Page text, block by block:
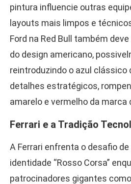
pintura influencie outras
layouts mais limpos e
Ford na Red Bull também
do design americano,
reintroduzindo o azul clássico
detalhes estratégicos,
amarelo e vermelho da marca
Ferrari e a Tradição
A Ferrari enfrenta o desafio
identidade “Rosso Corsa”
patrocinadores gigantes como